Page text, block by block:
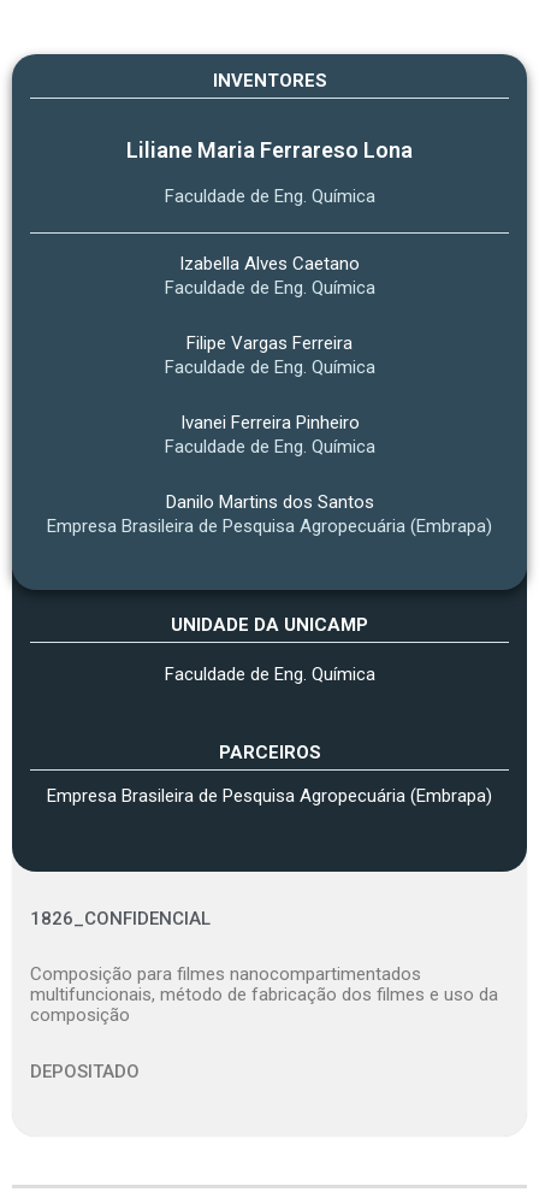
INVENTORES
Liliane Maria Ferrareso Lona
Faculdade de Eng. Química
Izabella Alves Caetano
Faculdade de Eng. Química
Filipe Vargas Ferreira
Faculdade de Eng. Química
Ivanei Ferreira Pinheiro
Faculdade de Eng. Química
Danilo Martins dos Santos
Empresa Brasileira de Pesquisa Agropecuária (Embrapa)
UNIDADE DA UNICAMP
Faculdade de Eng. Química
PARCEIROS
Empresa Brasileira de Pesquisa Agropecuária (Embrapa)
1826_CONFIDENCIAL
Composição para filmes nanocompartimentados
multifuncionais, método de fabricação dos filmes e uso da
composição
DEPOSITADO